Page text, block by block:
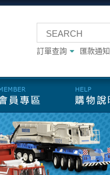
訂單查詢 匯款通知